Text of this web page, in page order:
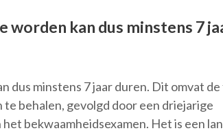
kan dus minstens 7
dus minstens 7 jaar duren. Dit omvat de
behalen, gevolgd door een driejarige
bekwaamheidsexamen. Het is een